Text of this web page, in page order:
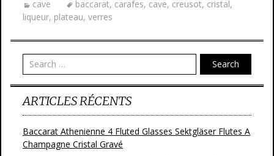
b
o
o
k
er l g
er
cave baccarat, carafes, cave, creusot, cristal,
liqueur, plateau, verres
Search
ARTICLES RÉCENTS
Baccarat Athenienne 4 Fluted Glasses Sektgläser Flutes A
Champagne Cristal Gravé